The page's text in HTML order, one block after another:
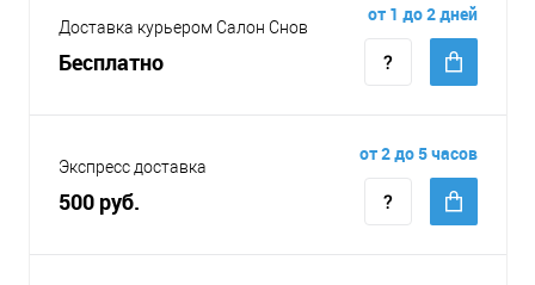
Доставка курьером Салон Снов
Бесплатно
от 1 до 2 дней
Экспресс доставка
500 руб.
от 2 до 5 часов